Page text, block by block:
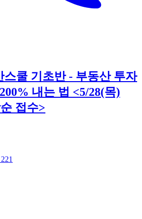
스쿨 기초반 - 부동산 투자
내는 법 <5/28(목)
접수>
221